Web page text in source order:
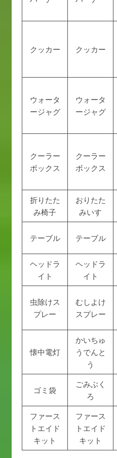
クッカー クッカー
ウォータ
ージャグ
ウォータ
ージャグ
クーラー
ボックス
クーラー
ボックス
折りたた
み椅子
おりたた
みいす
テーブル テーブル
ヘッドラ
イト
ヘッドラ
イト
虫除けス
プレー
むしよけ
スプレー
懐中電灯
かいちゅ
うでんと
う
ゴミ袋
ごみぶく
ろ
ファース
トエイド
キット
ファース
トエイド
キット